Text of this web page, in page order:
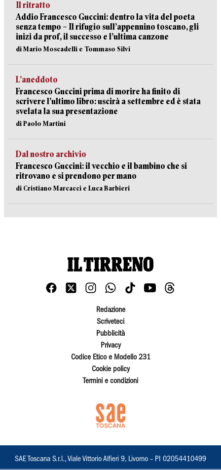
Il ritratto
Addio Francesco Guccini: dentro la vita del poeta
senza tempo – Il rifugio sull’appennino toscano, gli
inizi da prof, il successo e l’ultima canzone
di Mario Moscadelli e Tommaso Silvi
L’aneddoto
Francesco Guccini prima di morire ha finito di
scrivere l’ultimo libro: uscirà a settembre ed è stata
svelata la sua presentazione
di Paolo Martini
Dal nostro archivio
Francesco Guccini: il vecchio e il bambino che si
ritrovano e si prendono per mano
di Cristiano Marcacci e Luca Barbieri
Redazione
Scriveteci
Pubblicità
Privacy
Codice Etico e Modello 231
Cookie policy
Termini e condizioni
SAE Toscana S.r.l., Viale Vittorio Alfieri 9, Livorno – PI 02054410499